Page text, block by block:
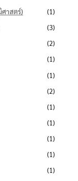
าสตร์)
(1)
(3)
(2)
(1)
(1)
(2)
(1)
(1)
(1)
(1)
(1)